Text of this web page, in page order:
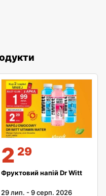
2 29
Фруктовий напій Dr Witt
29 лип. -9 серп. 2026